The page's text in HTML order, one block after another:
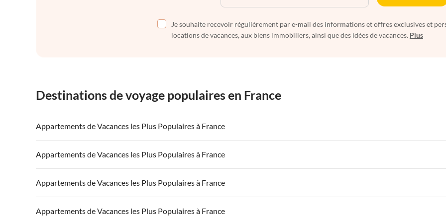
Je souhaite recevoir régulièrement par e-mail des informations et offres exclusives et
locations de vacances, aux biens immobiliers, ainsi que des idées de vacances. Plus
Destinations de voyage populaires en France
Appartements de Vacances les Plus Populaires à France
Appartements de Vacances à France Appartements de Vacances à Paris-Ile de France
Appartements de Vacances à Côte atlantique Appartements de Vacances à la Normandie Appartements de Vacances à Sud de la
Appartements de Vacances à Côte d'Azur
Appartements de Vacances les Plus Populaires à France
Appartements de Vacances à France Appartements de Vacances à Paris-Ile de France
Appartements de Vacances à Côte atlantique Appartements de Vacances à la Normandie Appartements de Vacances à Sud de la
Appartements de Vacances les Plus Populaires à France
Appartements de Vacances à France Appartements de Vacances à Paris-Ile de France
Appartements de Vacances les Plus Populaires à France